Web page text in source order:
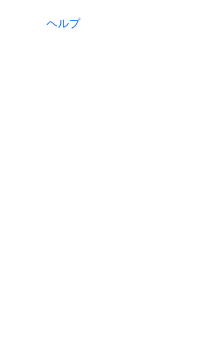
ヘルプ